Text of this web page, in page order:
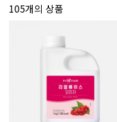
105개의 상품